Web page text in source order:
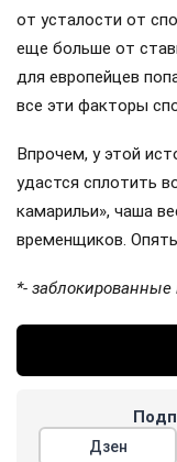
от усталости от
еще больше от
для европейцев
все эти факторы
Впрочем, у этой
удастся сплотить
камарильи», чаша
временщиков.
*-
Дзен